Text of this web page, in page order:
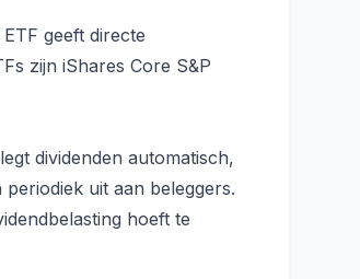
geeft directe
zijn iShares Core S&P
dividenden automatisch,
uit aan beleggers.
hoeft te